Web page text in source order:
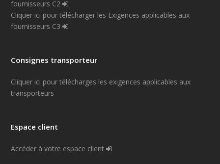
fournisseurs C2
Cliquer ici pour télécharger les Exigences applicables aux
fournisseurs C3
Consignes transporteur
Cliquer ici pour télécharges les exigences applicables aux
transporteurs
Espace client
Accéder à votre espace client